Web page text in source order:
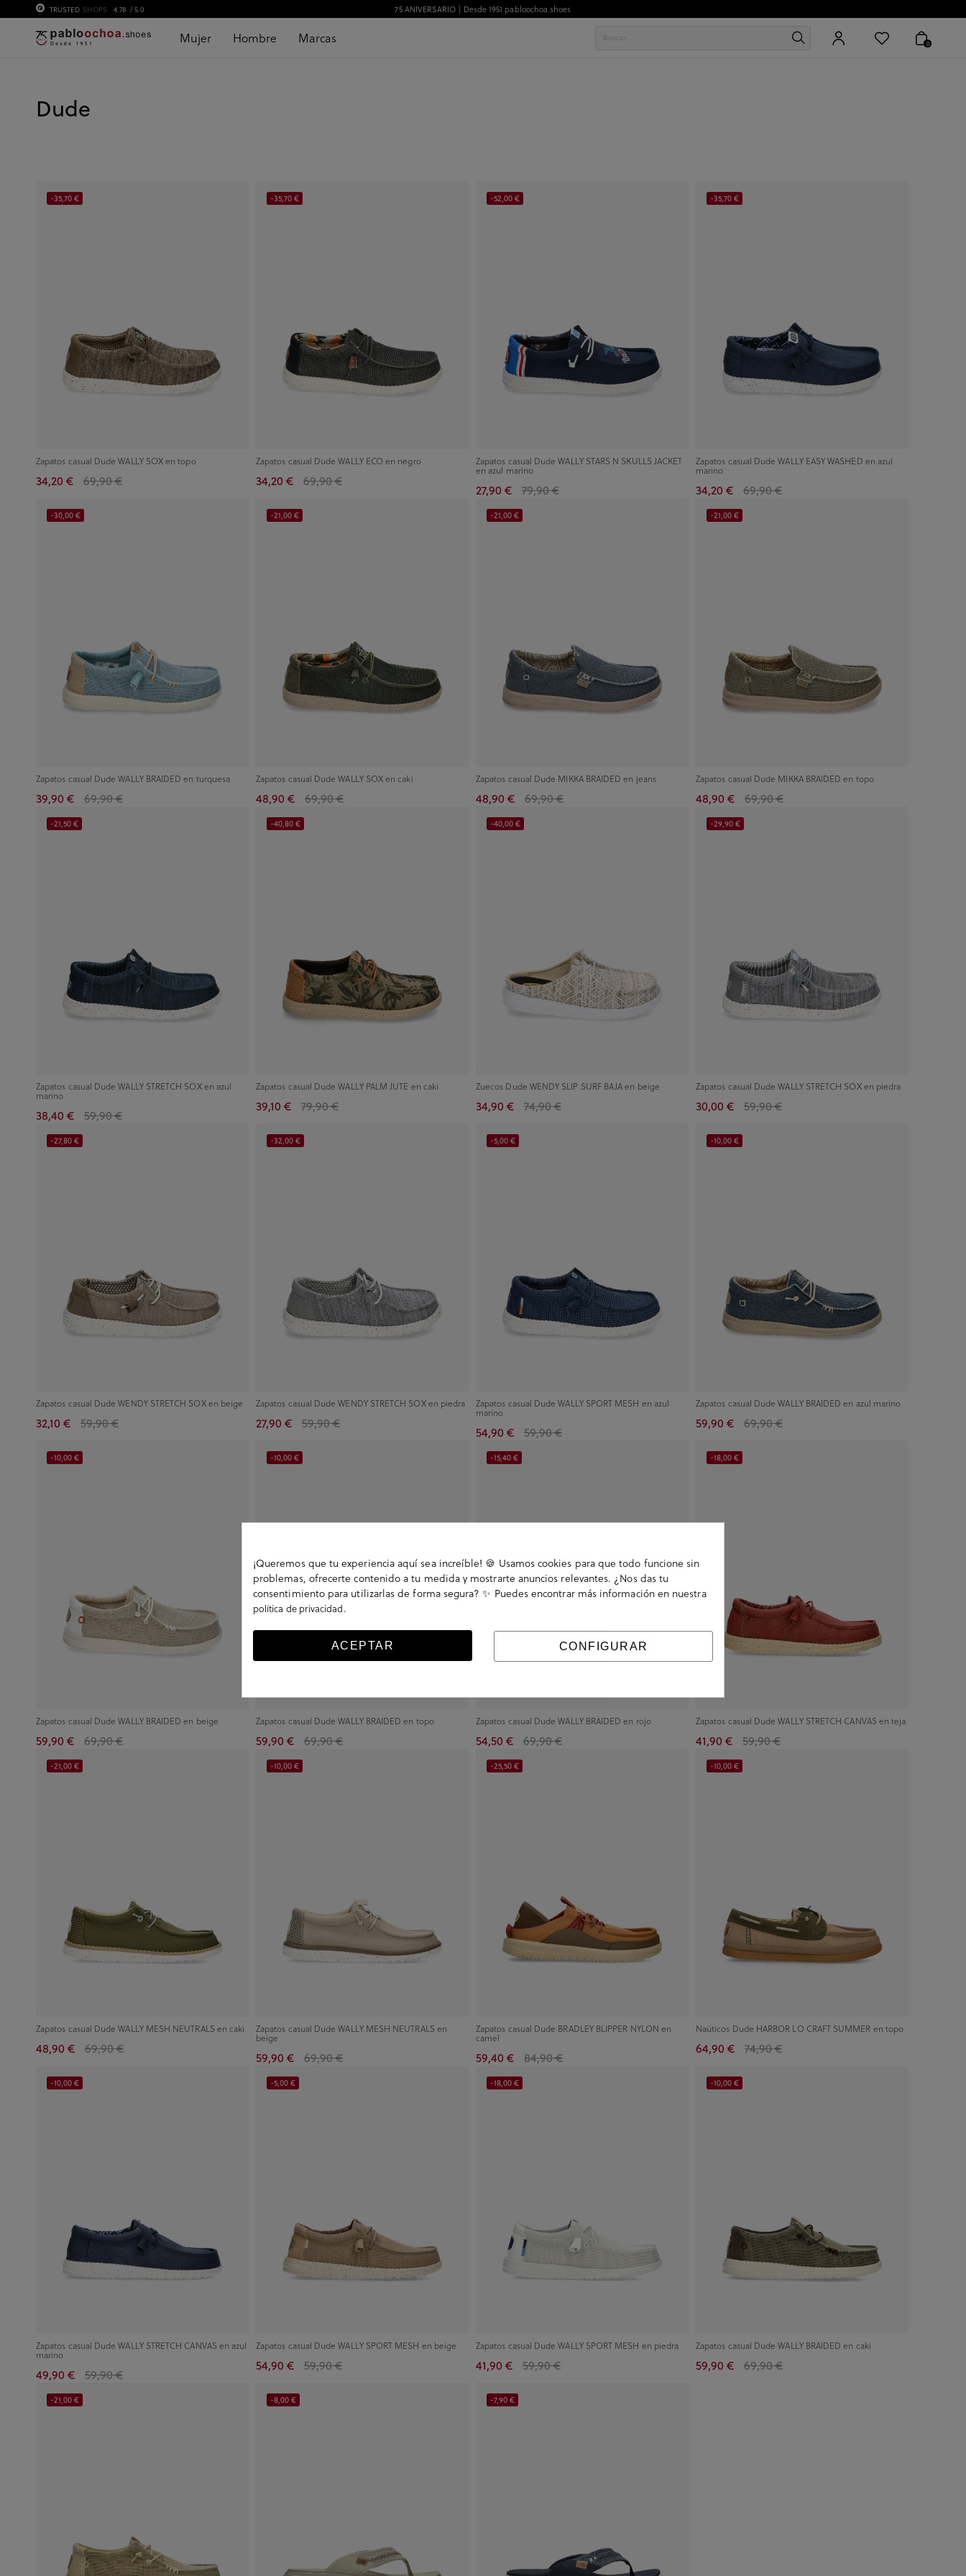
TRUSTED SHOPS 4.78 / 5.0 75 ANIVERSARIO | Desde 1951 pabloochoa.shoes
Mujer Hombre Marcas 0
Dude
Zapatos casual Dude WALLY SOX en topo
34,20 € 69,90 €
-35,70 €
Zapatos casual Dude WALLY ECO en negro
34,20 € 69,90 €
-35,70 €
Zapatos casual Dude WALLY STARS N SKULLS JACKET
en azul marino
27,90 € 79,90 €
-52,00 €
Zapatos casual Dude WALLY EASY WASHED en azul
marino
34,20 € 69,90 €
-35,70 €
Zapatos casual Dude WALLY BRAIDED en turquesa
39,90 € 69,90 €
-30,00 €
Zapatos casual Dude WALLY SOX en caki
48,90 € 69,90 €
-21,00 €
Zapatos casual Dude MIKKA BRAIDED en jeans
48,90 € 69,90 €
-21,00 €
Zapatos casual Dude MIKKA BRAIDED en topo
48,90 € 69,90 €
-21,00 €
Zapatos casual Dude WALLY STRETCH SOX en azul
marino
38,40 € 59,90 €
-21,50 €
Zapatos casual Dude WALLY PALM JUTE en caki
39,10 € 79,90 €
-40,80 €
Zuecos Dude WENDY SLIP SURF BAJA en beige
34,90 € 74,90 €
-40,00 €
Zapatos casual Dude WALLY STRETCH SOX en piedra
30,00 € 59,90 €
-29,90 €
Zapatos casual Dude WENDY STRETCH SOX en beige
32,10 € 59,90 €
-27,80 €
Zapatos casual Dude WENDY STRETCH SOX en piedra
27,90 € 59,90 €
-32,00 €
Zapatos casual Dude WALLY SPORT MESH en azul
marino
54,90 € 59,90 €
-5,00 €
Zapatos casual Dude WALLY BRAIDED en azul marino
59,90 € 69,90 €
-10,00 €
Zapatos casual Dude WALLY BRAIDED en beige
59,90 € 69,90 €
-10,00 €
Zapatos casual Dude WALLY BRAIDED en topo
59,90 € 69,90 €
-10,00 €
Zapatos casual Dude WALLY BRAIDED en rojo
54,50 € 69,90 €
-15,40 €
Zapatos casual Dude WALLY STRETCH CANVAS en teja
41,90 € 59,90 €
-18,00 €
Zapatos casual Dude WALLY MESH NEUTRALS en caki
48,90 € 69,90 €
-21,00 €
Zapatos casual Dude WALLY MESH NEUTRALS en
beige
59,90 € 69,90 €
-10,00 €
Zapatos casual Dude BRADLEY BLIPPER NYLON en
camel
59,40 € 84,90 €
-25,50 €
Naúticos Dude HARBOR LO CRAFT SUMMER en topo
64,90 € 74,90 €
-10,00 €
Zapatos casual Dude WALLY STRETCH CANVAS en azul
marino
49,90 € 59,90 €
-10,00 €
Zapatos casual Dude WALLY SPORT MESH en beige
54,90 € 59,90 €
-5,00 €
Zapatos casual Dude WALLY SPORT MESH en piedra
41,90 € 59,90 €
-18,00 €
Zapatos casual Dude WALLY BRAIDED en caki
59,90 € 69,90 €
-10,00 €
-21,00 € -8,00 € -7,90 €
¡Queremos que tu experiencia aquí sea increíble! 🍪 Usamos cookies para que todo funcione sin
problemas, ofrecerte contenido a tu medida y mostrarte anuncios relevantes. ¿Nos das tu
consentimiento para utilizarlas de forma segura? ✨ Puedes encontrar más información en nuestra
política de privacidad.
ACEPTAR CONFIGURAR